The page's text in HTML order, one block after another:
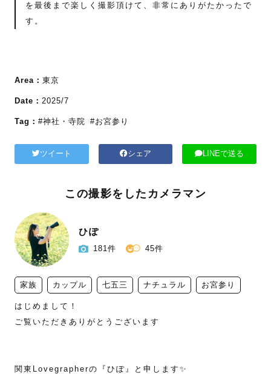
を最後まで楽しく撮影頂けて、非常にありがたかったで
す。
Area： 東京
Date： 2025/7
Tag： #神社・寺院 #お宮参り
ツイート シェア LINEで送る
この撮影をしたカメラマン
ひぽ
181件 45件
家族 カップル 七五三 ナチュラル お宮参り
はじめまして！
ご覧いただきありがとうございます
関東Lovegrapherの『ひぽ』と申します✨